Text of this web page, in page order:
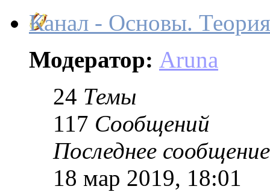
Канал - Основы.
Модератор: Aruna
24 Темы
117 Сообщений
Последнее сообщение
18 мар 2019, 18:01